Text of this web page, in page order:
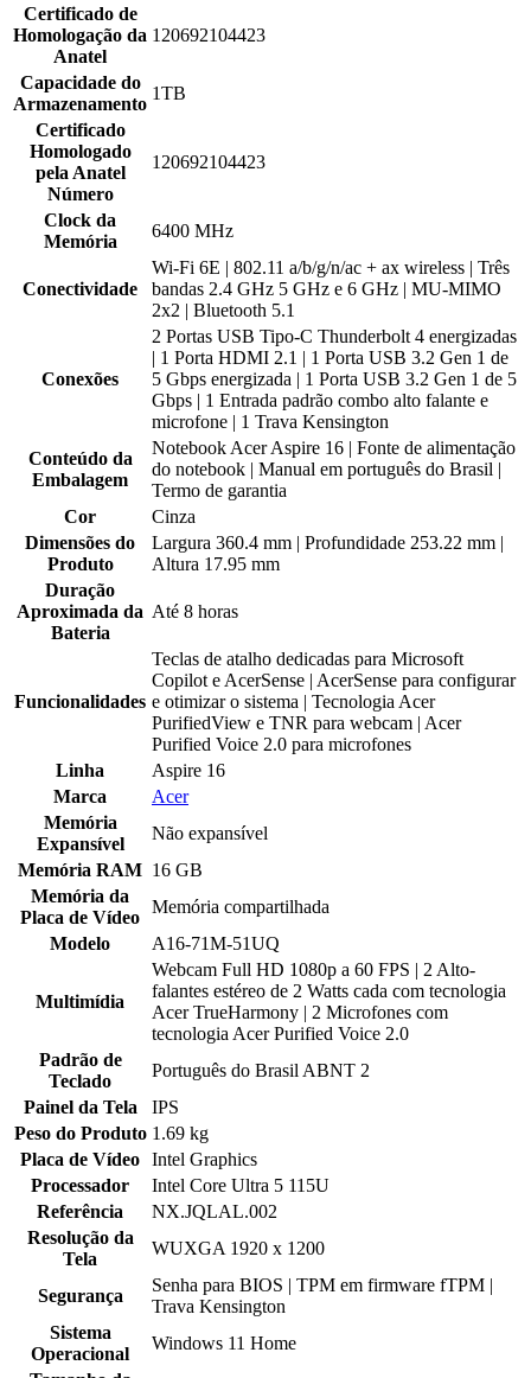
Certificado de
Homologação da
Anatel
120692104423
Capacidade do
Armazenamento
1TB
Certificado
Homologado
pela Anatel
Número
120692104423
Clock da
Memória
6400 MHz
Conectividade
Wi-Fi 6E | 802.11 a/b/g/n/ac + ax wireless | Três
bandas 2.4 GHz 5 GHz e 6 GHz | MU-MIMO
2x2 | Bluetooth 5.1
Conexões
2 Portas USB Tipo-C Thunderbolt 4 energizadas
| 1 Porta HDMI 2.1 | 1 Porta USB 3.2 Gen 1 de
5 Gbps energizada | 1 Porta USB 3.2 Gen 1 de 5
Gbps | 1 Entrada padrão combo alto falante e
microfone | 1 Trava Kensington
Conteúdo da
Embalagem
Notebook Acer Aspire 16 | Fonte de alimentação
do notebook | Manual em português do Brasil |
Termo de garantia
Cor
Cinza
Dimensões do
Produto
Largura 360.4 mm | Profundidade 253.22 mm |
Altura 17.95 mm
Duração
Aproximada da
Bateria
Até 8 horas
Funcionalidades
Teclas de atalho dedicadas para Microsoft
Copilot e AcerSense | AcerSense para configurar
e otimizar o sistema | Tecnologia Acer
PurifiedView e TNR para webcam | Acer
Purified Voice 2.0 para microfones
Linha
Aspire 16
Marca
Acer
Memória
Expansível
Não expansível
Memória RAM 16 GB
Memória da
Placa de Vídeo
Memória compartilhada
Modelo
A16-71M-51UQ
Multimídia
Webcam Full HD 1080p a 60 FPS | 2 Alto-
falantes estéreo de 2 Watts cada com tecnologia
Acer TrueHarmony | 2 Microfones com
tecnologia Acer Purified Voice 2.0
Padrão de
Teclado
Português do Brasil ABNT 2
Painel da Tela
IPS
Peso do Produto 1.69 kg
Placa de Vídeo Intel Graphics
Processador
Intel Core Ultra 5 115U
Referência
NX.JQLAL.002
Resolução da
Tela
WUXGA 1920 x 1200
Segurança
Senha para BIOS | TPM em firmware fTPM |
Trava Kensington
Sistema
Operacional
Windows 11 Home